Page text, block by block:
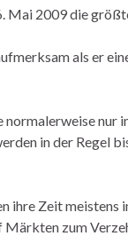
Mai 2009 die
als er
nur
in der Regel
ihre Zeit meistens
zum